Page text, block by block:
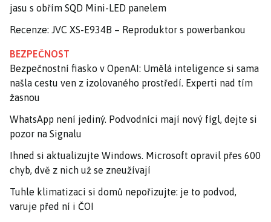
jasu s obřím SQD Mini-LED panelem
Recenze: JVC XS-E934B – Reproduktor s powerbankou
BEZPEČNOST
Bezpečnostní fiasko v OpenAI: Umělá inteligence si sama
našla cestu ven z izolovaného prostředí. Experti nad tím
žasnou
WhatsApp není jediný. Podvodníci mají nový fígl, dejte si
pozor na Signalu
Ihned si aktualizujte Windows. Microsoft opravil přes 600
chyb, dvě z nich už se zneužívají
Tuhle klimatizaci si domů nepořizujte: je to podvod,
varuje před ní i ČOI